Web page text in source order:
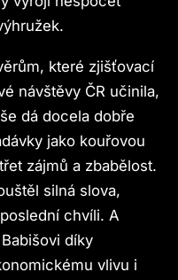
které zjišťovací
návštěvy ČR učinila,
dá docela dobře
jako kouřovou
zájmů a zbabělost.
silná slova,
chvíli. A
díky
vlivu i